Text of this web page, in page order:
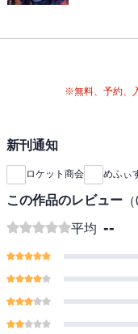
※無料、予約、
新刊通知
ロケット商会 めふぃ
この作品のレビュー （
平均 --